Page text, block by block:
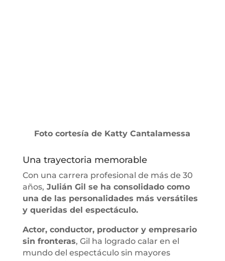
Foto cortesía de Katty Cantalamessa
Una trayectoria memorable
Con una carrera profesional de más de 30
años, Julián Gil se ha consolidado como
una de las personalidades más versátiles
y queridas del espectáculo.
Actor, conductor, productor y empresario
sin fronteras, Gil ha logrado calar en el
mundo del espectáculo sin mayores